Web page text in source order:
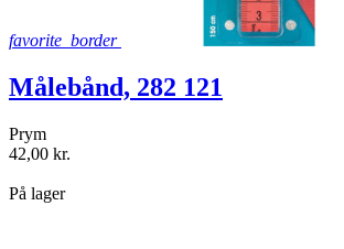
favorite_border
Målebånd, 282 121
Prym
42,00 kr.
På lager